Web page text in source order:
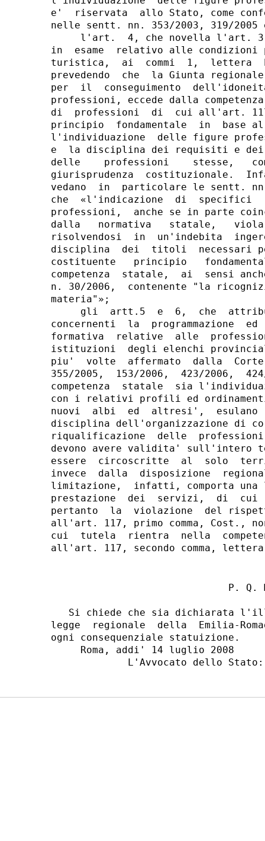
e'  riservata  allo Stato, come
nelle sentt. nn. 353/2003, 319/2005
l'art.  4, che novella l'art.
in  esame  relativo alle
turistica,  ai  commi  1,  lettera
prevedendo  che  la Giunta
per  il  conseguimento
professioni, eccede dalla
di  professioni  di  cui all'art.
principio  fondamentale  in  base
l'individuazione  delle figure
e  la disciplina dei requisiti e
delle    professioni    stesse,
giurisprudenza  costituzionale.
vedano  in  particolare le sentt.
che  «l'indicazione  di  specifici
professioni,  anche se in parte
dalla   normativa   statale,
risolvendosi  in  un'indebita
disciplina  dei  titoli  necessari
costituente   principio
competenza  statale,  ai  sensi
n. 30/2006,  contenente "la
materia"»;
gli  artt.5  e  6,  che
concernenti  la  programmazione
formativa  relative  alle
istituzioni  degli elenchi
piu'  volte  affermato  dalla
355/2005,  153/2006,  423/2006,
competenza  statale  sia
con i relativi profili ed
nuovi  albi  ed  altresi',  esulano
disciplina dell'organizzazione di
riqualificazione  delle
devono avere validita' sull'intero
essere  circoscritte  al  solo
invece  dalla  disposizione
limitazione,  infatti, comporta
prestazione  dei  servizi,  di  cui
pertanto  la  violazione  del
all'art. 117, primo comma, Cost.,
cui  tutela  rientra  nella
P. Q.
Si chiede che sia dichiarata
legge  regionale  della  Emilia-
ogni consequenziale statuizione.
     Roma, addi' 14 luglio 2008